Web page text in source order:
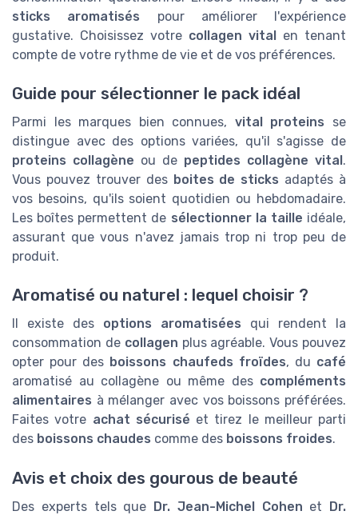
sticks aromatisés pour améliorer l'expérience
gustative. Choisissez votre collagen vital en tenant
compte de votre rythme de vie et de vos préférences.
Guide pour sélectionner le pack idéal
Parmi les marques bien connues, vital proteins se
distingue avec des options variées, qu'il s'agisse de
proteins collagène ou de peptides collagène vital.
Vous pouvez trouver des boites de sticks adaptés à
vos besoins, qu'ils soient quotidien ou hebdomadaire.
Les boîtes permettent de sélectionner la taille idéale,
assurant que vous n'avez jamais trop ni trop peu de
produit.
Aromatisé ou naturel : lequel choisir ?
Il existe des options aromatisées qui rendent la
consommation de collagen plus agréable. Vous pouvez
opter pour des boissons chaufeds froïdes, du café
aromatisé au collagène ou même des compléments
alimentaires à mélanger avec vos boissons préférées.
Faites votre achat sécurisé et tirez le meilleur parti
des boissons chaudes comme des boissons froides.
Avis et choix des gourous de beauté
Des experts tels que Dr. Jean-Michel Cohen et Dr.